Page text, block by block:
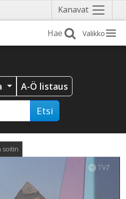
Kanavat Näytä
valikko
Valikko
A-Ö listaus
Etsi
soitin